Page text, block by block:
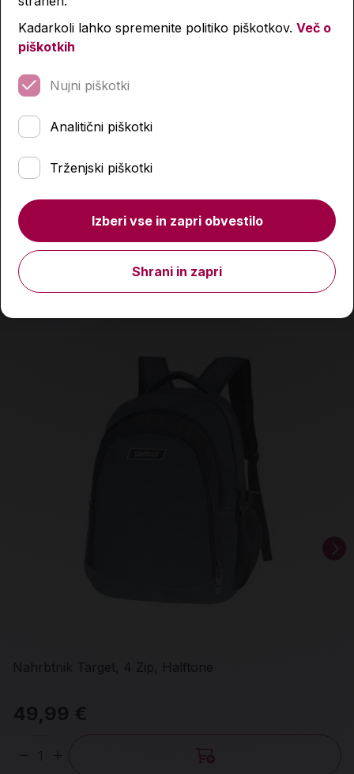
Prazna peresnica, Dakine, Black
22,90 €
Količina
Podobni izdelki
Nahrbtnik Target, 4 Zip, Halftone
49,99 €
Količina
Kadarkoli lahko spremenite politiko piškotkov. Več o
piškotkih
Nujni piškotki
Analitični piškotki
Trženjski piškotki
Izberi vse in zapri obvestilo
Shrani in zapri